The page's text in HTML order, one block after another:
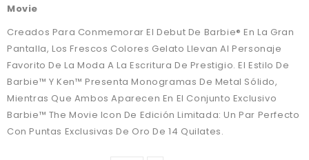
Movie
Creados Para Conmemorar El Debut De Barbie® En La Gran
Pantalla, Los Frescos Colores Gelato Llevan Al Personaje
Favorito De La Moda A La Escritura De Prestigio. El Estilo De
Barbie™️ Y Ken™️ Presenta Monogramas De Metal Sólido,
Mientras Que Ambos Aparecen En El Conjunto Exclusivo
Barbie™️ The Movie Icon De Edición Limitada: Un Par Perfecto
Con Puntas Exclusivas De Oro De 14 Quilates.